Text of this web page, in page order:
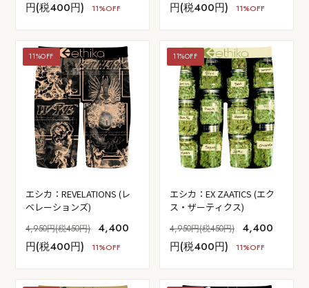
円(税400円) 11%OFF 円(税400円) 11%OFF
11%OFF
エシカ：REVELATIONS (レ
ベレーションズ)
4,950円(税450円)
4,400
円(税400円)
11%OFF
11%OFF
エシカ：EX ZAATICS (エク
ス・ザーティクス)
4,950円(税450円)
4,400
円(税400円)
11%OFF